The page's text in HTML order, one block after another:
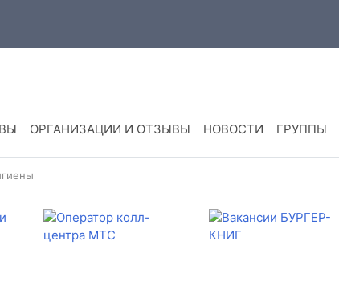
ОРГАНИЗАЦИИ И ОТЗЫВЫ НОВОСТИ ГРУППЫ